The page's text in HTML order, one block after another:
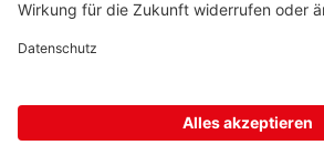
Hilligenwarf 5